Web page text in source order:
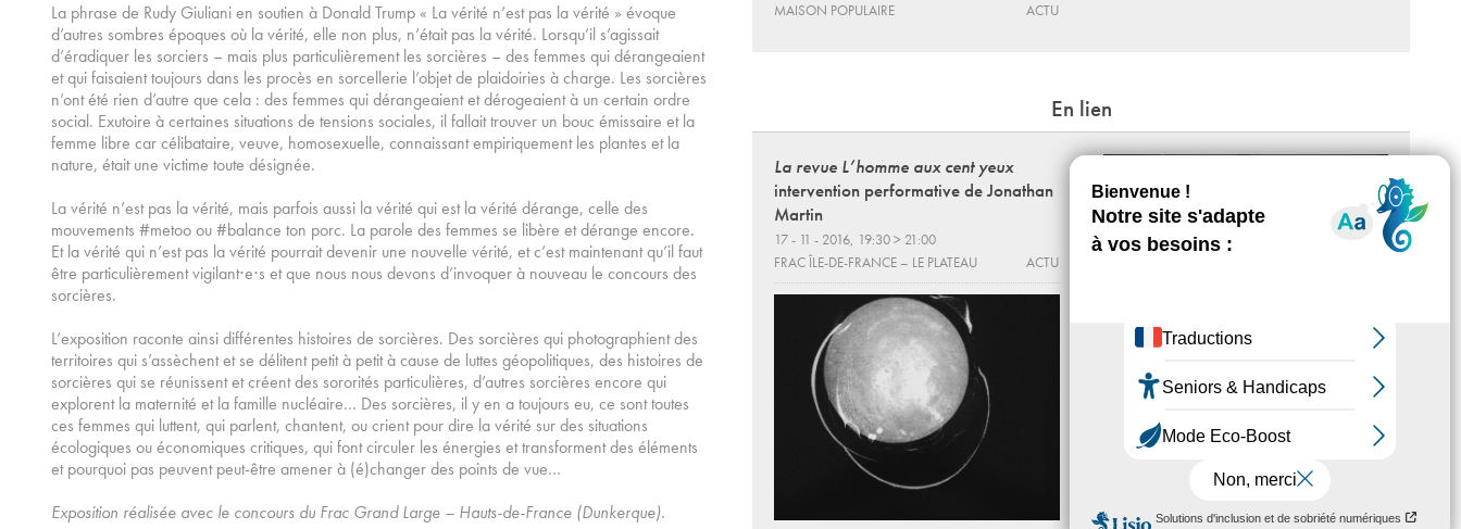
La phrase de Rudy Giuliani en soutien à Donald Trump « La vérité n’est pas la vérité » évoque
d’autres sombres époques où la vérité, elle non plus, n’était pas la vérité. Lorsqu’il s’agissait
d’éradiquer les sorciers – mais plus particulièrement les sorcières – des femmes qui dérangeaient
et qui faisaient toujours dans les procès en sorcellerie l’objet de plaidoiries à charge. Les sorcières
n’ont été rien d’autre que cela : des femmes qui dérangeaient et dérogeaient à un certain ordre
social. Exutoire à certaines situations de tensions sociales, il fallait trouver un bouc émissaire et la
femme libre car célibataire, veuve, homosexuelle, connaissant empiriquement les plantes et la
nature, était une victime toute désignée.
La vérité n’est pas la vérité, mais parfois aussi la vérité qui est la vérité dérange, celle des
mouvements #metoo ou #balance ton porc. La parole des femmes se libère et dérange encore.
Et la vérité qui n’est pas la vérité pourrait devenir une nouvelle vérité, et c’est maintenant qu’il faut
être particulièrement vigilant⋅e⋅s et que nous nous devons d’invoquer à nouveau le concours des
sorcières.
L’exposition raconte ainsi différentes histoires de sorcières. Des sorcières qui photographient des
territoires qui s’assèchent et se délitent petit à petit à cause de luttes géopolitiques, des histoires de
sorcières qui se réunissent et créent des sororités particulières, d’autres sorcières encore qui
explorent la maternité et la famille nucléaire… Des sorcières, il y en a toujours eu, ce sont toutes
ces femmes qui luttent, qui parlent, chantent, ou crient pour dire la vérité sur des situations
écologiques ou économiques critiques, qui font circuler les énergies et transforment des éléments
et pourquoi pas peuvent peut-être amener à (é)changer des points de vue…
Exposition réalisée avec le concours du Frac Grand Large – Hauts-de-France (Dunkerque).
MAISON POPULAIRE
ACTU
En lien
La revue L’homme aux cent yeux
intervention performative de Jonathan
Martin
17 - 11 - 2016, 19:30 > 21:00
FRAC ÎLE-DE-FRANCE – LE PLATEAU
ACTU
J'ai pleuré devant la fin d'un manga
Premier chapitre
Du 17 - 01 au 16 - 03 - 2024
ÉCOLE MUNICIPALE DES BEAUX-ARTS /
GALERIE ÉDOUARD MANET